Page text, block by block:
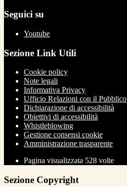
Seguici su
Youtube
Sezione Link Utili
Cookie policy
Note legali
Informativa Privacy
Ufficio Relazioni con il Pubblico
Dichiarazione di accessibilità
Obiettivi di accessibilità
Whistleblowing
Gestione consensi cookie
Amministrazione trasparente
Pagina visualizzata 528 volte
Sezione Copyright